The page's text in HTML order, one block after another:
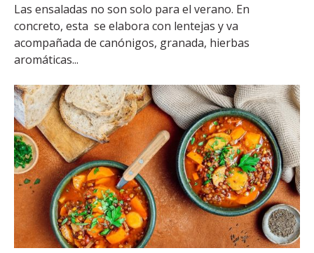
Las ensaladas no son solo para el verano. En
concreto, esta se elabora con lentejas y va
acompañada de canónigos, granada, hierbas
aromáticas...